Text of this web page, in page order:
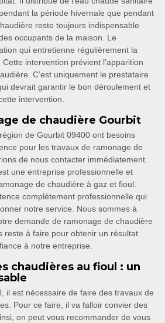
la période hivernale que pendant
reste toujours indispensable
occupants de la maison. Le
qui entretienne régulièrement la
intervention prévient l’apparition
C’est uniquement le prestataire
devrait garantir le bon déroulement et
intervention.
de chaudière Gourbit
de Gourbit 09400 ont besoins
pour les travaux de ramonage de
de nous contacter immédiatement.
une entreprise professionnelle et
de chaudière à gaz et fioul.
complètement professionnelle qui
notre service. Nous sommes à
demande de ramonage de chaudière
reste à faire pour obtenir un résultat
à notre entreprise.
chaudières au fioul : un
il est nécessaire de faire des travaux de
Pour ce faire, il va falloir convier des
on peut vous recommander de vous